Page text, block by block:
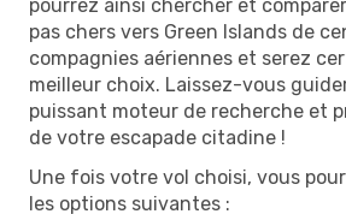
pourrez ainsi chercher et
pas chers vers Green Islands de
compagnies aériennes et serez
meilleur choix. Laissez-vous
puissant moteur de recherche et
de votre escapade citadine !
Une fois votre vol choisi, vous
les options suivantes :